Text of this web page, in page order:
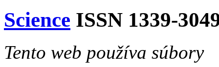
Science ISSN 1339-
Tento web používa súbory